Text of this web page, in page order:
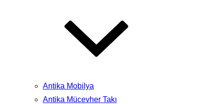
Antika Mobilya
Antika Mücevher Takı